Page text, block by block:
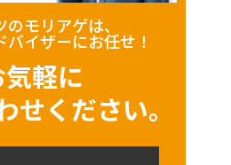
のモリアゲは、
バイザーにお任せ！
軽に
せください。